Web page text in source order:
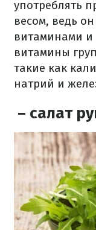
употреблять
весом, ведь
витаминами
витамины
такие как
натрий и
– салат